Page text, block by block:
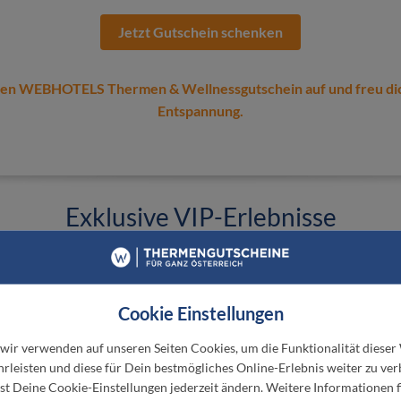
Jetzt Gutschein schenken
WEBHOTELS Thermen & Wellnessgutschein auf und freu
Entspannung.
Exklusive VIP-Erlebnisse
Thermengutscheinen von Webhotels bist du
Neben klassischen Thermen- und
du in den Genuss von VIP-Packages mit
Vorteilen.
Cookie Einstellungen
wir verwenden auf unseren Seiten Cookies, um die Funktionalität dieser
und diese für Dein bestmögliches Online-Erlebnis weiter zu
Deine Cookie-Einstellungen jederzeit ändern. Weitere Informationen